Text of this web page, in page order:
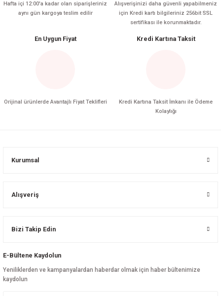
Hafta içi 12:00'a kadar olan siparişleriniz
aynı gün kargoya teslim edilir
Alışverişinizi daha güvenli yapabilmeniz
için Kredi kartı bilgileriniz 256bit SSL
sertifikası ile korunmaktadır.
En Uygun Fiyat
Orijinal ürünlerde Avantajlı Fiyat Teklifleri
Kredi Kartına Taksit
Kredi Kartına Taksit İmkanı ile Ödeme
Kolaylığı
Kurumsal
Alışveriş
Bizi Takip Edin
E-Bültene Kaydolun
Yeniliklerden ve kampanyalardan haberdar olmak için haber bültenimize
kaydolun